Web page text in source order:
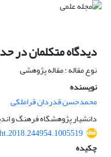
دیدگاه متکلمان در
نوع مقاله : مقاله پژوهشی
نویسنده
محمدحسن قدردان قراملکی
دانشیار پژوهشگاه فرهنگ و
چکیده